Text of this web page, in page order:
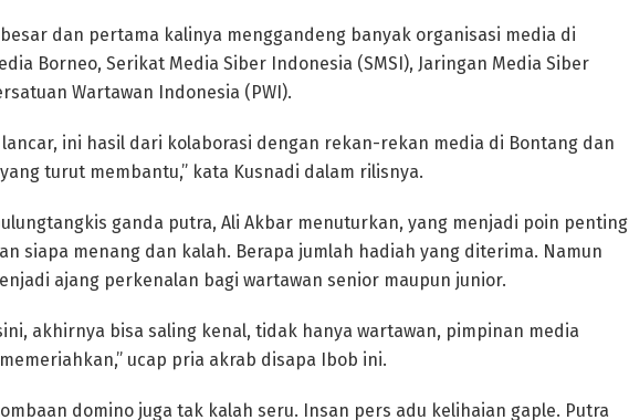
dan pertama kalinya menggandeng banyak organisasi media di
Borneo, Serikat Media Siber Indonesia (SMSI), Jaringan Media Siber
Wartawan Indonesia (PWI).
ini hasil dari kolaborasi dengan rekan-rekan media di Bontang dan
turut membantu,” kata Kusnadi dalam rilisnya.
ganda putra, Ali Akbar menuturkan, yang menjadi poin penting
siapa menang dan kalah. Berapa jumlah hadiah yang diterima. Namun
ajang perkenalan bagi wartawan senior maupun junior.
akhirnya bisa saling kenal, tidak hanya wartawan, pimpinan media
ucap pria akrab disapa Ibob ini.
domino juga tak kalah seru. Insan pers adu kelihaian gaple. Putra